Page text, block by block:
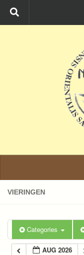
Ga naar de inhoud
VIERINGEN
Categories
AUG 2026